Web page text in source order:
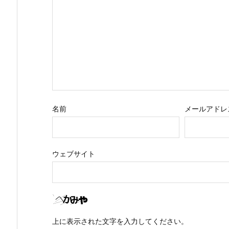
名前 メールアドレ
ウェブサイト
上に表示された文字を入力してください。